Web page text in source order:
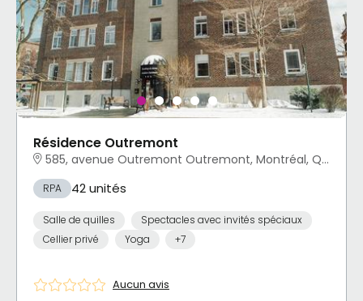
Résidence Outremont
585, avenue Outremont Outremont, Montréal, QC
RPA 42 unités
Salle de quilles
Spectacles avec invités spéciaux
Cellier privé
Yoga +7
Aucun avis